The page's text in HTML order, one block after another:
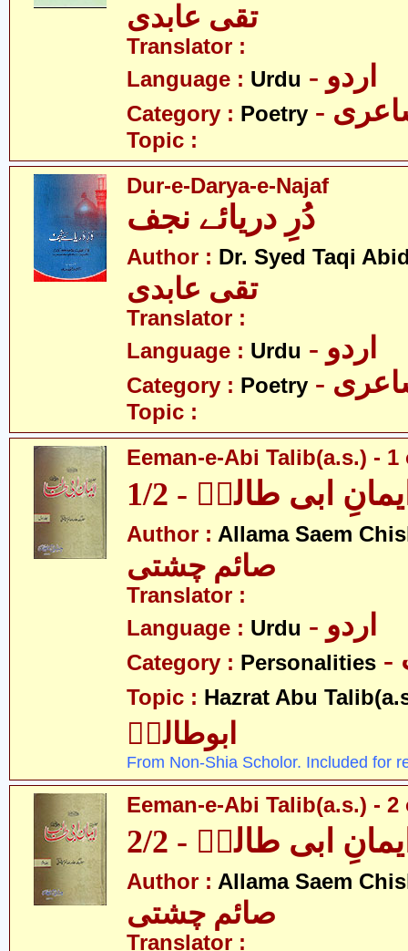
تقی عابدی
Translator :
Language : Urdu - اردو
Category : Poetry
Topic :
Dur-e-Darya-e-Najaf
دُرِ دریائے نجف
Author : Dr. Syed Taqi
تقی عابدی
Translator :
Language : Urdu - اردو
Category : Poetry
Topic :
Eeman-e-Abi Talib(a.s.) - 1
ابی طالبؑ - 1/2
Author : Allama Saem
صائم چشتی
Translator :
Language : Urdu - اردو
Category : Personalities
Topic : Hazrat Abu
ابوطالبؑ
From Non-Shia Scholor. Included for
Eeman-e-Abi Talib(a.s.) - 2
ابی طالبؑ - 2/2
Author : Allama Saem
صائم چشتی
Translator :